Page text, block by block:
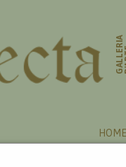
GALLERIA
HOME